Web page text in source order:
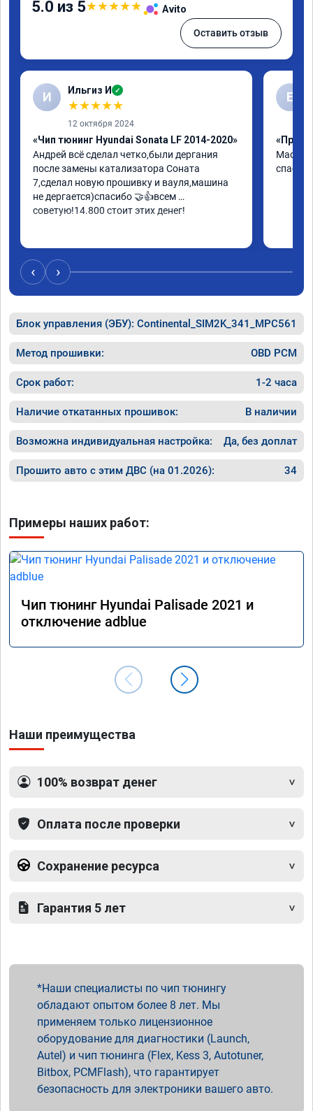
5.0 из 5★★★★★ Avito
Оставить отзыв
И Ильгиз И ✓
★★★★★
12 октября 2024
«Чип тюнинг Hyundai Sonata LF 2014-2020»
Андрей всё сделал четко,были дергания
после замены катализатора Соната
7,сделал новую прошивку и вауля,машина
не дергается)спасибо 🤝👍всем
советую!14.800 стоит этих денег!
Е
Мастер
‹ ›
Блок управления (ЭБУ): Continental_SIM2K_341_MPC561
Метод прошивки: OBD PCM
Срок работ: 1-2 часа
Наличие откатанных прошивок: В наличии
Возможна индивидуальная настройка: Да, без доплат
Прошито авто с этим ДВС (на 01.2026): 34
Примеры наших работ:
Чип тюнинг Hyundai Palisade 2021 и
отключение adblue
Наши преимущества
100% возврат денег
Оплата после проверки
Сохранение ресурса
Гарантия 5 лет
Наши специалисты по чип тюнингу
обладают опытом более 8 лет. Мы
применяем только лицензионное
оборудование для диагностики (Launch,
Autel) и чип тюнинга (Flex, Kess 3, Autotuner,
Bitbox, PCMFlash), что гарантирует
безопасность для электроники вашего авто.